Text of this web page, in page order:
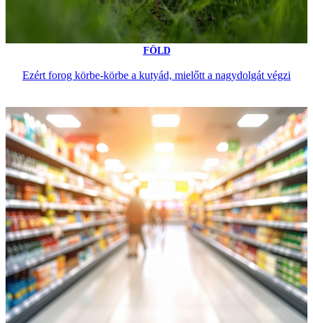
FÖLD
Ezért forog körbe-körbe a kutyád, mielőtt a nagydolgát végzi